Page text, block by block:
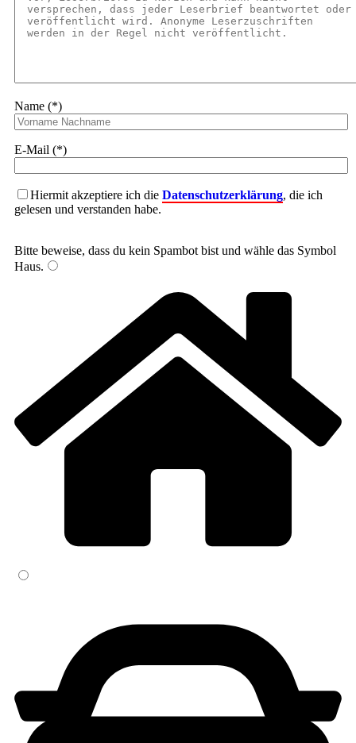
Name (*)
E-Mail (*)
Hiermit akzeptiere ich die Datenschutzerklärung, die ich
gelesen und verstanden habe.
Bitte beweise, dass du kein Spambot bist und wähle das Symbol
Haus.